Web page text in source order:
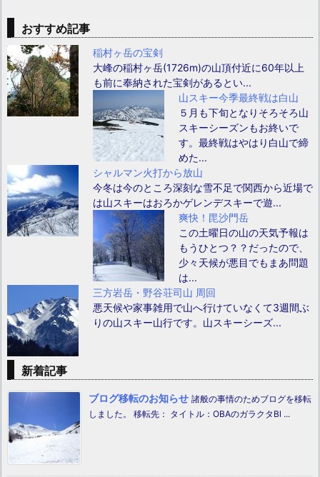
おすすめ記事
稲村ヶ岳の宝剣
大峰の稲村ヶ岳(1726m)の山頂付近に60年以上
も前に奉納された宝剣があるとい...
山スキー今季最終戦は白山
５月も下旬となりそろそろ山
スキーシーズンもお終いで
す。最終戦はやはり白山で締
めた...
シャルマン火打から放山
今冬は今のところ深刻な雪不足で関西から近場で
は山スキーはおろかゲレンデスキーで遊...
爽快！毘沙門岳
この土曜日の山の天気予報は
もうひとつ？？だったので、
少々天候が悪目でもまあ問題
は...
三方岩岳・野谷荘司山 周回
悪天候や家事雑用で山へ行けていなくて3週間ぶ
りの山スキー山行です。山スキーシーズ...
新着記事
ブログ移転のお知らせ 諸般の事情のためブログを移転
しました。 移転先： タイトル：OBAのガラクタBl ...